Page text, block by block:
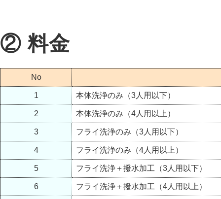
② 料金
No
1 本体洗浄のみ（3人用以下）
2 本体洗浄のみ（4人用以上）
3 フライ洗浄のみ（3人用以下）
4 フライ洗浄のみ（4人用以上）
5 フライ洗浄＋撥水加工（3人用以下）
6 フライ洗浄＋撥水加工（4人用以上）